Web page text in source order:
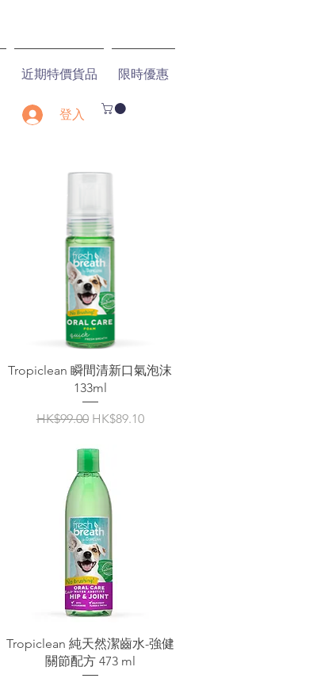
近期特價貨品 限時優惠
登入
Tropiclean 瞬間清新口氣泡沫
133ml
一般價格
HK$99.00 促銷價格
HK$89.10
Tropiclean 純天然潔齒水-強健
關節配方 473 ml